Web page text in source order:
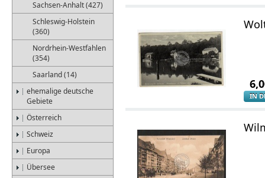
Sachsen-Anhalt (427)
Schleswig-Holstein
(360)
Nordrhein-Westfahlen
(354)
Saarland (14)
ehemalige deutsche
Gebiete
Österreich
Schweiz
Europa
Übersee
IN